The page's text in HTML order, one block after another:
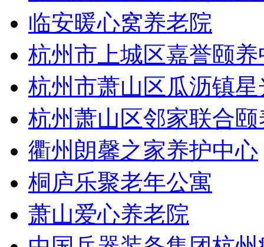
临安暖心窝养老院
杭州市上城区嘉誉颐养
杭州市萧山区瓜沥镇
杭州萧山区邻家联合颐
衢州朗馨之家养护中心
桐庐乐聚老年公寓
萧山爱心养老院